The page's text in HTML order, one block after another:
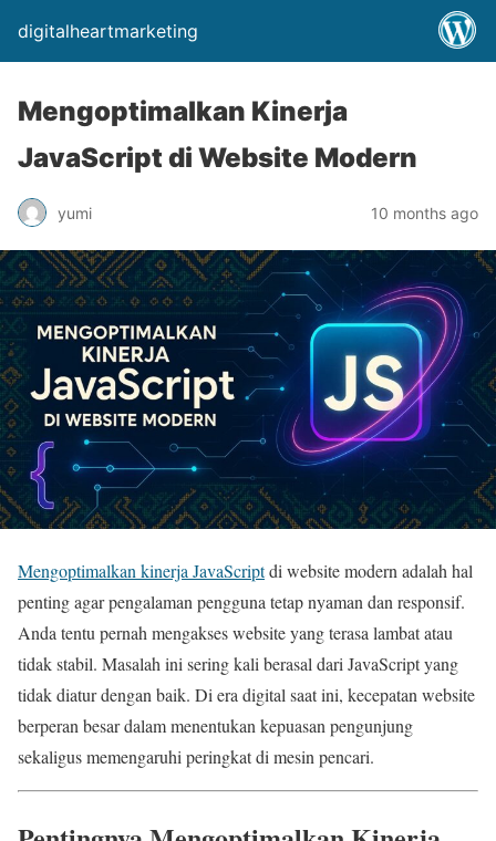
digitalheartmarketing
Mengoptimalkan Kinerja
JavaScript di Website Modern
yumi 10 months ago
Mengoptimalkan kinerja JavaScriptdi website modern adalah hal
penting agar pengalaman pengguna tetap nyaman dan responsif.
Anda tentu pernah mengakses website yang terasa lambat atau
tidak stabil. Masalah ini sering kali berasal dari JavaScript yang
tidak diatur dengan baik. Di era digital saat ini, kecepatan website
berperan besar dalam menentukan kepuasan pengunjung
sekaligus memengaruhi peringkat di mesin pencari.